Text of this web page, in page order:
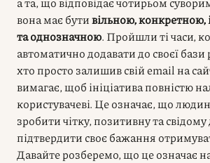
вона має бутивільною,
та однозначною. Пройшли ті часи,
автоматично додавати до своєї бази
хто просто залишив свій email на
вимагає, щоб ініціатива повністю
користувачеві. Це означає, що
зробити чітку, позитивну та
підтвердити своє бажання
Давайте розберемо, що це означає